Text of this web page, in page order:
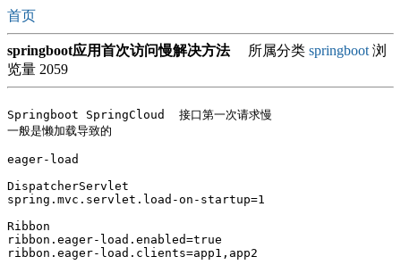
首页
springboot应用首次访问慢解决方法所属分类 springboot 浏
览量 2059
Springboot SpringCloud  接口第一次请求慢
一般是懒加载导致的
eager-load
DispatcherServlet
spring.mvc.servlet.load-on-startup=1
Ribbon
ribbon.eager-load.enabled=true
ribbon.eager-load.clients=app1,app2